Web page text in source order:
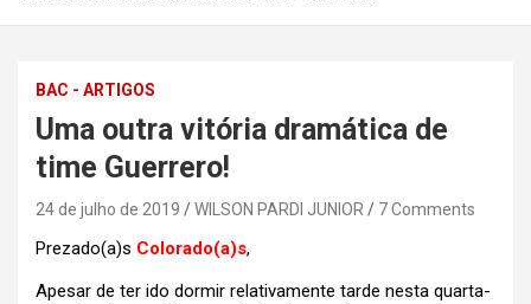
BAC - ARTIGOS
Uma outra vitória dramática de
time Guerrero!
24 de julho de 2019 WILSON PARDI JUNIOR 7 Comments
Prezado(a)s Colorado(a)s,
Apesar de ter ido dormir relativamente tarde nesta quarta-